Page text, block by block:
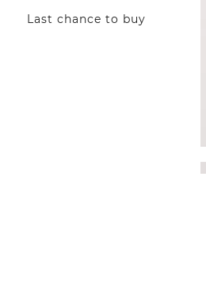
Last chance to buy